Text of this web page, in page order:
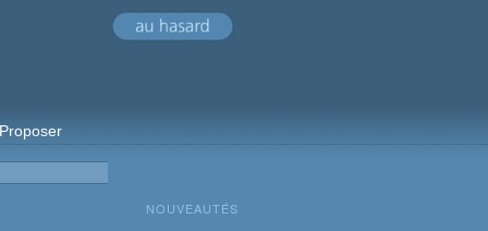
Proposer
NOUVEAUTÉS